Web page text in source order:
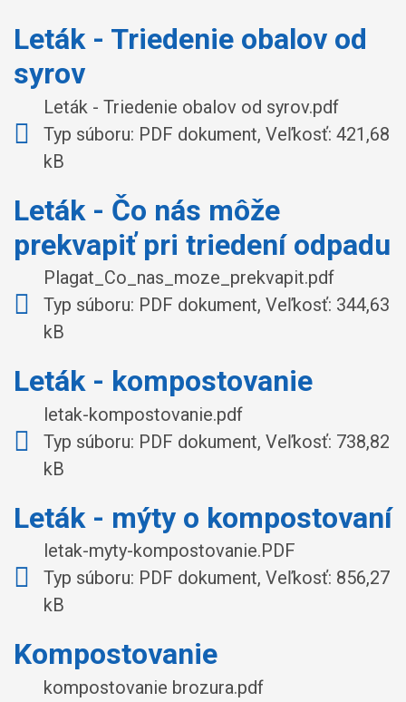
Leták - Triedenie obalov od
syrov
Leták - Triedenie obalov od syrov.pdf
Typ súboru: PDF dokument, Veľkosť: 421,68
kB
Leták - Čo nás môže
prekvapiť pri triedení odpadu
Plagat_Co_nas_moze_prekvapit.pdf
Typ súboru: PDF dokument, Veľkosť: 344,63
kB
Leták - kompostovanie
letak-kompostovanie.pdf
Typ súboru: PDF dokument, Veľkosť: 738,82
kB
Leták - mýty o kompostovaní
letak-myty-kompostovanie.PDF
Typ súboru: PDF dokument, Veľkosť: 856,27
kB
Kompostovanie
kompostovanie brozura.pdf